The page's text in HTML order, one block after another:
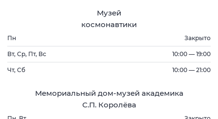
Музей
космонавтики
Пн Закрыто
Вт, Ср, Пт, Вс 10:00 — 19:00
Чт, Сб 10:00 — 21:00
Мемориальный дом-музей академика
С.П. Королёва